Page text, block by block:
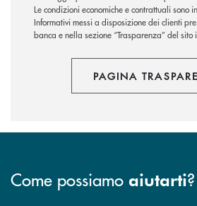
Le condizioni economiche e contrattuali sono
Informativi messi a disposizione dei clienti
banca e nella sezione “Trasparenza” del sito
PAGINA
Come possiamo aiutarti?